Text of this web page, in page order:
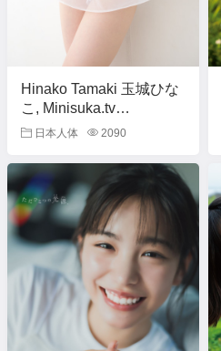
Hinako Tamaki 玉城ひな
こ, Minisuka.tv
[b_gen_ppv01_tamaki_h03]
日本人体 2090